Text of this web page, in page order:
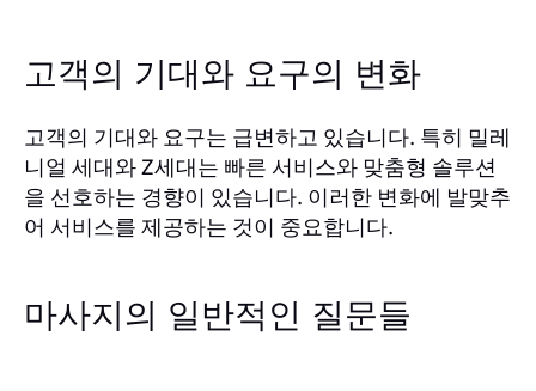
고객의 기대와 요구의 변화
고객의 기대와 요구는 급변하고 있습니다. 특히 밀레
니얼 세대와 Z세대는 빠른 서비스와 맞춤형 솔루션
을 선호하는 경향이 있습니다. 이러한 변화에 발맞추
어 서비스를 제공하는 것이 중요합니다.
마사지의 일반적인 질문들